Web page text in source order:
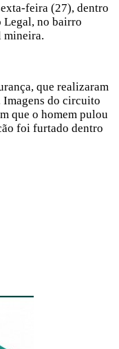
feira (27), dentro
Legal, no bairro
mineira.
que realizaram
do circuito
que o homem pulou
foi furtado dentro